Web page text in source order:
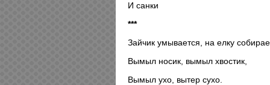
И санки
***
Зайчик умывается, на елку
Вымыл носик, вымыл хвостик,
Вымыл ухо, вытер сухо.